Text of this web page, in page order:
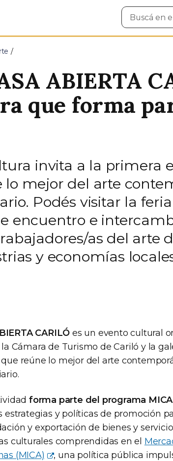
Buscar
en
ABIERTA
que forma
invita a la primera
mejor del arte
Podés visitar la
encuentro e
as del arte
y economías
CARILÓ es un evento cultural
Cámara de Turismo de Cariló y la
reúne lo mejor del arte
forma parte del programa
estrategias y políticas de promoción
y exportación de bienes y
culturales comprendidas en el
(MICA)
, una política pública